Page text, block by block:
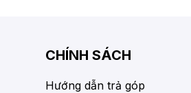
CHÍNH SÁCH
Hướng dẫn trả góp